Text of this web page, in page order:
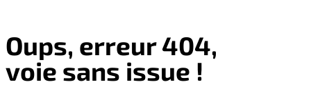
Oups, erreur 404,
voie sans issue !